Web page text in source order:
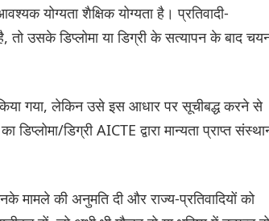
योग्यता शैक्षिक योग्यता है। प्रतिवादी-
है, तो उसके डिप्लोमा या डिग्री के सत्यापन के बाद
गया, लेकिन उसे इस आधार पर सूचीबद्ध करने से
डिग्री AICTE द्वारा मान्यता प्राप्त
मामले की अनुमति दी और राज्य-प्रतिवादियों को